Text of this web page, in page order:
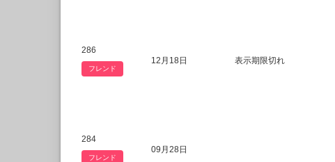
286
フレンド
12月18日 表示期限切れ
284
フレンド
09月28日